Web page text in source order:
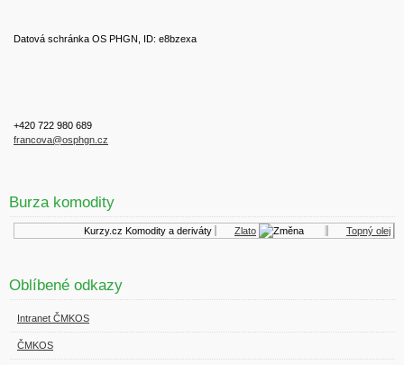
Datová schránka OS PHGN, ID: e8bzexa
+420 722 980 689
francova@osphgn.cz
Burza komodity
Kurzy.cz Komodity a deriváty Zlato Topný olej
Oblíbené odkazy
Intranet ČMKOS
ČMKOS